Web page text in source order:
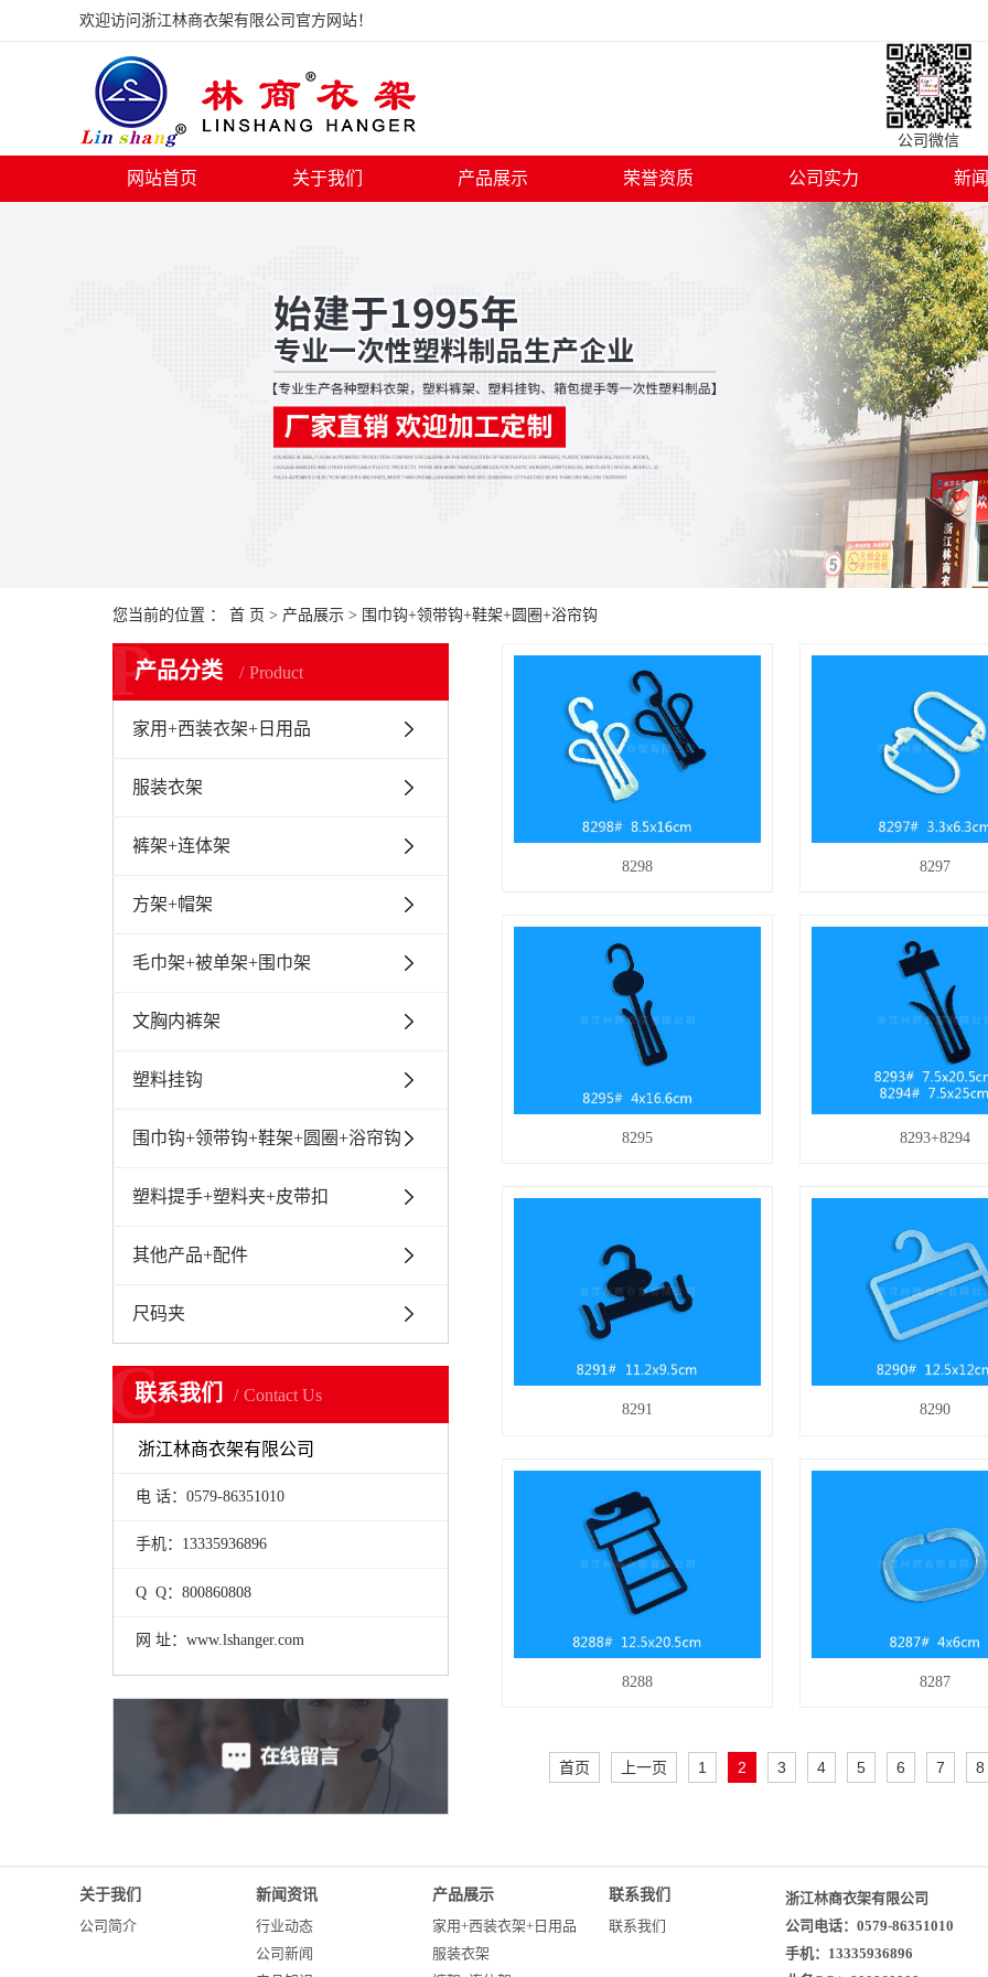
欢迎访问浙江林商衣架有限公司官方网站！
公司微信
网站首页 关于我们 产品展示 荣誉资质 公司实力 新
您当前的位置 ： 首 页 > 产品展示 > 围巾钩+领带钩+鞋架+圆圈+浴帘钩
产品分类 Product
P
家用+西装衣架+日用品
服装衣架
裤架+连体架
方架+帽架
毛巾架+被单架+围巾架
文胸内裤架
塑料挂钩
围巾钩+领带钩+鞋架+圆圈+浴帘钩
塑料提手+塑料夹+皮带扣
其他产品+配件
尺码夹
联系我们 Contact Us
C
浙江林商衣架有限公司
电 话：0579-86351010
手机：13335936896
Q Q：800860808
网 址：www.lshanger.com
8298 8297
8295 8293+8294
8291 8290
8288 8287
首页 上一页 1 2 3 4 5 6 7 8
关于我们
公司简介
新闻资讯
行业动态
公司新闻
产品展示
家用+西装衣架+日用品
服装衣架
联系我们
联系我们
浙江林商衣架有限公司
公司电话：0579-86351010
手机：13335936896